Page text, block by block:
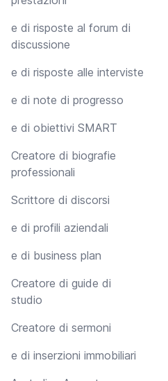
e di risposte al forum di
discussione
e di risposte alle interviste
e di note di progresso
e di obiettivi SMART
Creatore di biografie
professionali
Scrittore di discorsi
e di profili aziendali
e di business plan
Creatore di guide di
studio
Creatore di sermoni
e di inserzioni immobiliari